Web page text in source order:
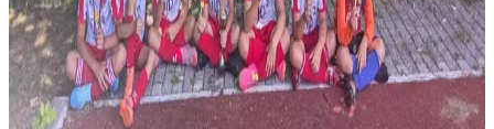
36 Teams von FC-Bayern-Fanclubs aus vier Ländern, ein
Wochenende voller Fußball – und das große Finale auf...
News
14. Juli 2026